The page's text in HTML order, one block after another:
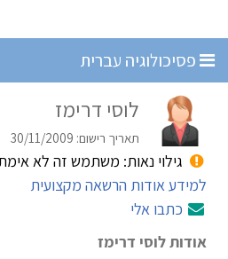
פסיכולוגיה עברית
לוסי דרימז
תאריך רישום: 30/11/2009
גילוי נאות: משתמש זה לא
למידע אודות הרשאה מקצועית
כתבו אלי
אודות לוסי דרימז